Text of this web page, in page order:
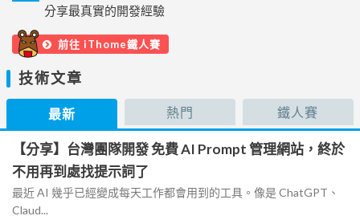
分享最真實的開發經驗
前往 iThome鐵人賽
技術文章
最新 熱門 鐵人賽
【分享】台灣團隊開發 免費 AI Prompt 管理網站，終於
不用再到處找提示詞了
最近 AI 幾乎已經變成每天工作都會用到的工具。像是 ChatGPT、
Claud...